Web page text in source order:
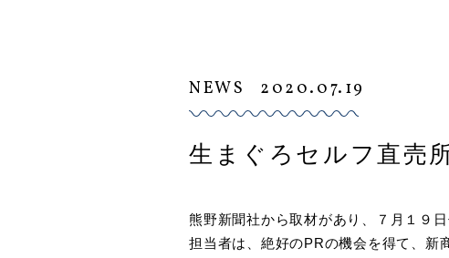
NEWS 2020.07.19
生まぐろセルフ直売
熊野新聞社から取材があり、７月１９
担当者は、絶好のPRの機会を得て、新